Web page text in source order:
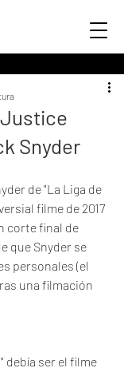
Justice
Snyder
de "La Liga de
filme de 2017
corte final de
que Snyder se
personales (el
una filmación
debía ser el filme